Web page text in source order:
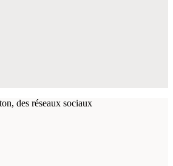
des réseaux sociaux